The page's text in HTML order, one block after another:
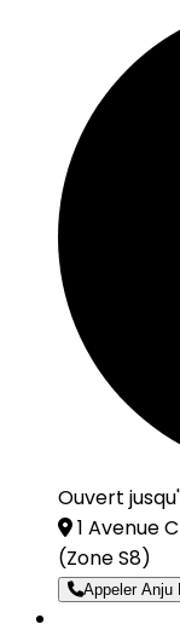
Ouvert
1 Avenue
(Zone S8)
Appeler Anju